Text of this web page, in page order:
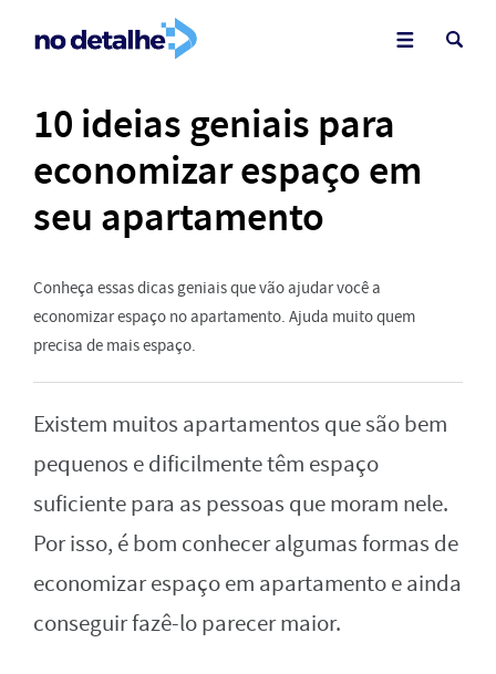
10 ideias geniais para
economizar espaço em
seu apartamento
Conheça essas dicas geniais que vão ajudar você a
economizar espaço no apartamento. Ajuda muito quem
precisa de mais espaço.
Existem muitos apartamentos que são bem
pequenos e dificilmente têm espaço
suficiente para as pessoas que moram nele.
Por isso, é bom conhecer algumas formas de
economizar espaço em apartamento e ainda
conseguir fazê-lo parecer maior.